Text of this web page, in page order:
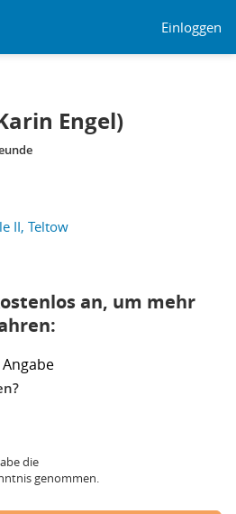
Einloggen
Engel)
II, Teltow
an, um mehr
die
genommen.